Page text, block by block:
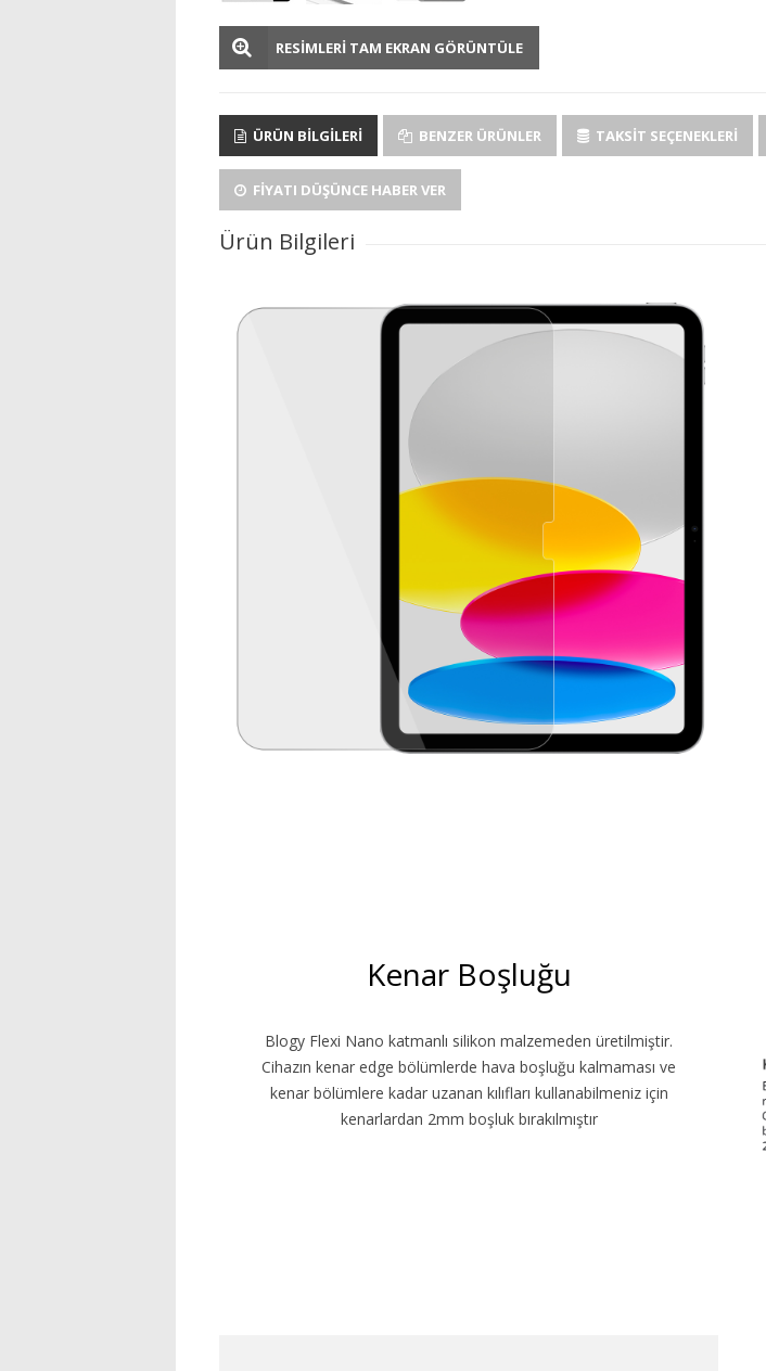
RESİMLERİ TAM EKRAN GÖRÜNTÜLE
ÜRÜN BILGILERI BENZER ÜRÜNLER TAKSIT SEÇENEKLERI
FIYATI DÜŞÜNCE HABER VER
Ürün Bilgileri
Kenar Boşluğu
Blogy Flexi Nano katmanlı silikon malzemeden üretilmiştir.
Cihazın kenar edge bölümlerde hava boşluğu kalmaması ve
kenar bölümlere kadar uzanan kılıfları kullanabilmeniz için
kenarlardan 2mm boşluk bırakılmıştır